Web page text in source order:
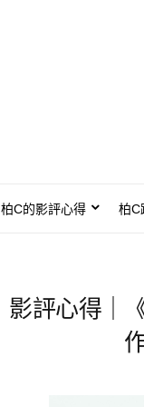
柏C的影評心得 柏C
影評心得｜